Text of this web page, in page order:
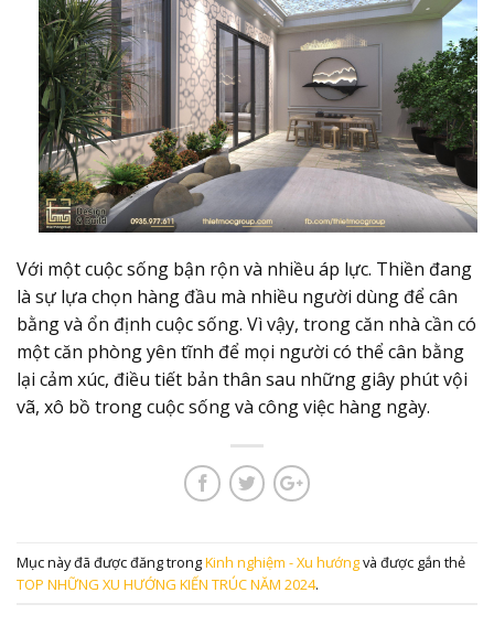
Với một cuộc sống bận rộn và nhiều áp lực. Thiền đang
là sự lựa chọn hàng đầu mà nhiều người dùng để cân
bằng và ổn định cuộc sống. Vì vậy, trong căn nhà cần có
một căn phòng yên tĩnh để mọi người có thể cân bằng
lại cảm xúc, điều tiết bản thân sau những giây phút vội
vã, xô bồ trong cuộc sống và công việc hàng ngày.
Mục này đã được đăng trongKinh nghiệm - Xu hướngvà được gắn thẻ
TOP NHỮNG XU HƯỚNG KIẾN TRÚC NĂM 2024.